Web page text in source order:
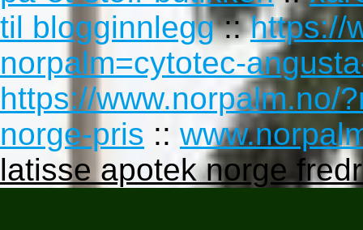
til blogginnlegg::https://
norpalm=cytotec-
https://www.norpalm.no/
norge-pris ::
latisse apotek norge